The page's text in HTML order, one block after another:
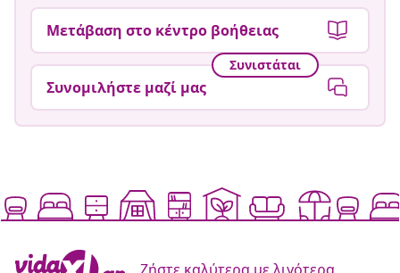
Μετάβαση στο κέντρο βοήθειας
Συνιστάται
Συνομιλήστε μαζί μας